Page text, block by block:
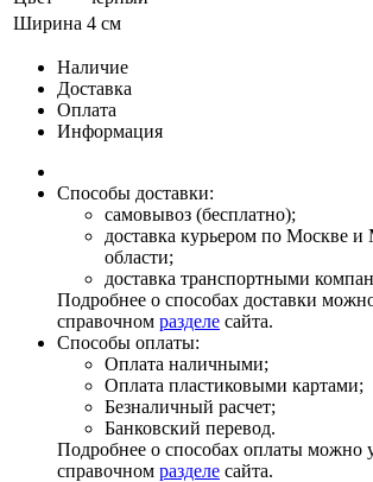
Ширина 4 см
Наличие
Доставка
Оплата
Информация
Способы доставки:
самовывоз (бесплатно);
доставка курьером по Москве и
области;
доставка транспортными
Подробнее о способах доставки
справочном разделе сайта.
Способы оплаты:
Оплата наличными;
Оплата пластиковыми картами;
Безналичный расчет;
Банковский перевод.
Подробнее о способах оплаты можно
справочном разделе сайта.